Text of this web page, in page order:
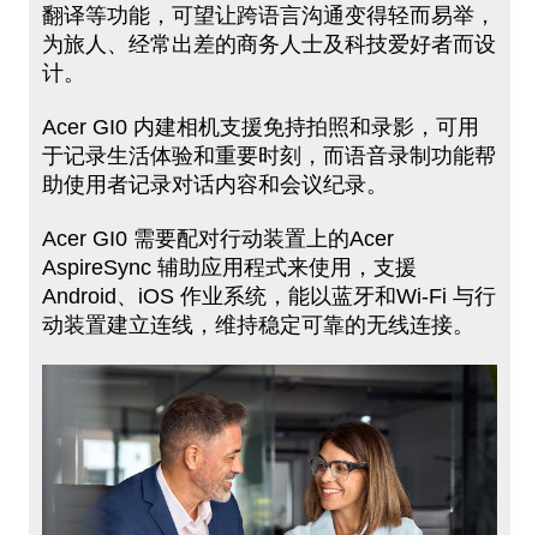
翻译等功能，可望让跨语言沟通变得​轻而易举，
为旅​人、经常出差的商务人​士及科技​爱好者而设
计。
A​cer GI0 内建相机支援免持拍照和录影，可用
于记录生活体验和重要时刻，而语音录制功能帮
助使用者记录对话内容​和会议纪录​。
Acer GI0 需要配对行动装置上的Acer
AspireSync 辅助应用程式来使用，支援
Android、iOS 作业系统，能以蓝牙和Wi-Fi ​与行
动装置​建立连线，​维持稳定可​靠的无线连​接。